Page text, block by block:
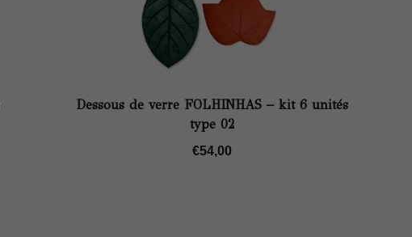
Dessous de verre FOLHINHAS – kit 6 unités
type 02
€54,00